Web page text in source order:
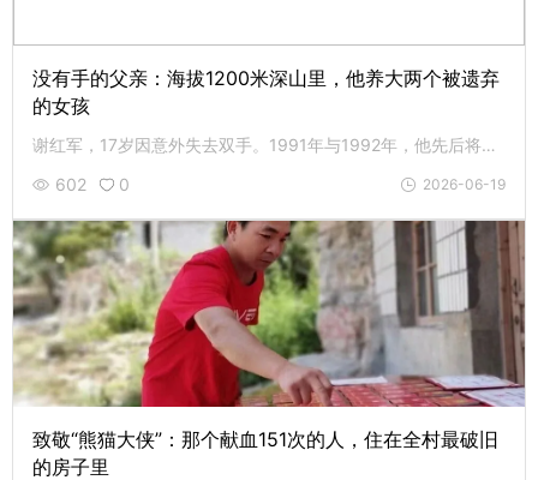
没有手的父亲：海拔1200米深山里，他养大两个被遗弃
的女孩
谢红军，17岁因意外失去双手。1991年与1992年，他先后将两个被遗弃的女婴抚育成人。继承父辈遗训，他孤身坚守无名红军烈士墓，至此已是第三代守墓人。这个父亲节，致敬这位用残臂撑起家的父亲。
602
0 2026-06-19
致敬“熊猫大侠”：那个献血151次的人，住在全村最破旧
的房子里